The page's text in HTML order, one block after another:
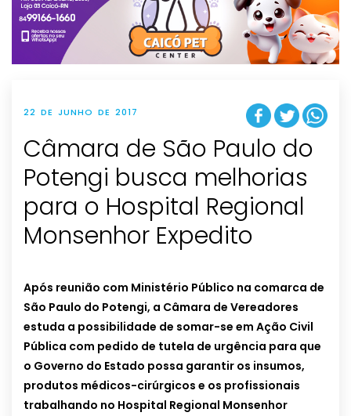
t
i
o
n
22 DE JUNHO DE 2017
Câmara de São Paulo do
Potengi busca melhorias
para o Hospital Regional
Monsenhor Expedito
Após reunião com Ministério Público na comarca de
São Paulo do Potengi, a Câmara de Vereadores
estuda a possibilidade de somar-se em Ação Civil
Pública com pedido de tutela de urgência para que
o Governo do Estado possa garantir os insumos,
produtos médicos-cirúrgicos e os profissionais
trabalhando no Hospital Regional Monsenhor